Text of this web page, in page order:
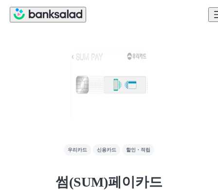
우리카드 신용카드 할인・적립
썸(SUM)페이카드